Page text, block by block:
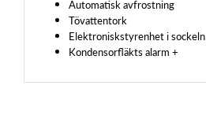
Automatisk avfrostning
Tövattentork
Elektroniskstyrenhet i sockeln
Kondensorfläkts alarm +